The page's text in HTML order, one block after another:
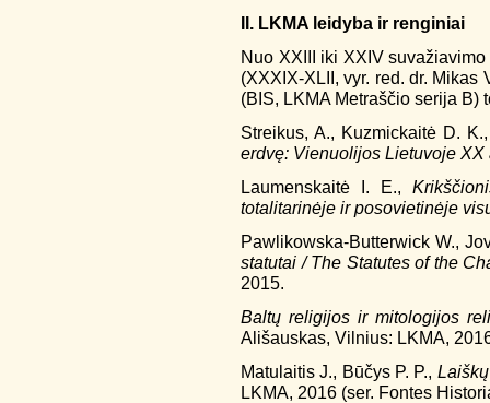
II. LKMA leidyba ir renginiai
Nuo XXIII iki XXIV
(XXXIX-XLII, vyr. red. dr.
(BIS, LKMA Metraščio serija B)
Streikus, A., Kuzmickaitė D.
erdvę: Vienuolijos Lietuvoje XX
Laumenskaitė I. E.,
totalitarinėje ir posovietinėje
Pawlikowska-Butterwick W.,
statutai / The Statutes of the
2015.
Baltų religijos ir mitologijos
Ališauskas, Vilnius: LKMA,
Matulaitis J., Būčys P. P.,
LKMA, 2016 (ser. Fontes